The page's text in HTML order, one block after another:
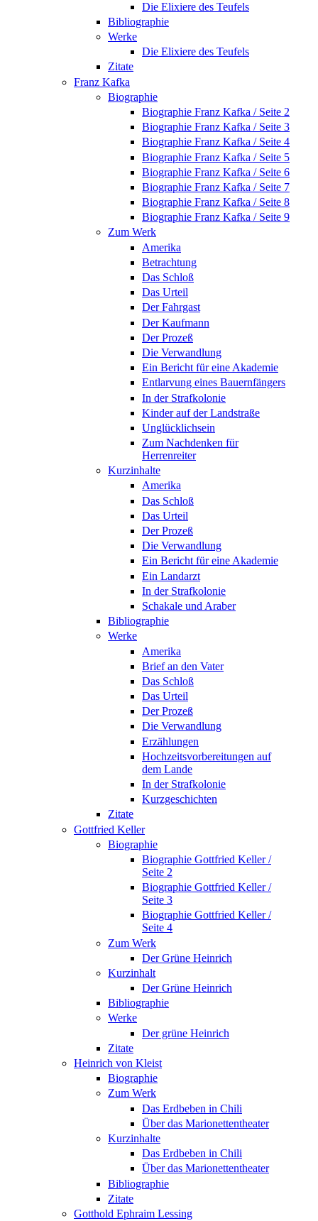
Die Elixiere des Teufels
Bibliographie
Werke
Die Elixiere des Teufels
Zitate
Franz Kafka
Biographie
Biographie Franz Kafka / Seite 2
Biographie Franz Kafka / Seite 3
Biographie Franz Kafka / Seite 4
Biographie Franz Kafka / Seite 5
Biographie Franz Kafka / Seite 6
Biographie Franz Kafka / Seite 7
Biographie Franz Kafka / Seite 8
Biographie Franz Kafka / Seite 9
Zum Werk
Amerika
Betrachtung
Das Schloß
Das Urteil
Der Fahrgast
Der Kaufmann
Der Prozeß
Die Verwandlung
Ein Bericht für eine Akademie
Entlarvung eines Bauernfängers
In der Strafkolonie
Kinder auf der Landstraße
Unglücklichsein
Zum Nachdenken für
Herrenreiter
Kurzinhalte
Amerika
Das Schloß
Das Urteil
Der Prozeß
Die Verwandlung
Ein Bericht für eine Akademie
Ein Landarzt
In der Strafkolonie
Schakale und Araber
Bibliographie
Werke
Amerika
Brief an den Vater
Das Schloß
Das Urteil
Der Prozeß
Die Verwandlung
Erzählungen
Hochzeitsvorbereitungen auf
dem Lande
In der Strafkolonie
Kurzgeschichten
Zitate
Gottfried Keller
Biographie
Biographie Gottfried Keller /
Seite 2
Biographie Gottfried Keller /
Seite 3
Biographie Gottfried Keller /
Seite 4
Zum Werk
Der Grüne Heinrich
Kurzinhalt
Der Grüne Heinrich
Bibliographie
Werke
Der grüne Heinrich
Zitate
Heinrich von Kleist
Biographie
Zum Werk
Das Erdbeben in Chili
Über das Marionettentheater
Kurzinhalte
Das Erdbeben in Chili
Über das Marionettentheater
Bibliographie
Zitate
Gotthold Ephraim Lessing